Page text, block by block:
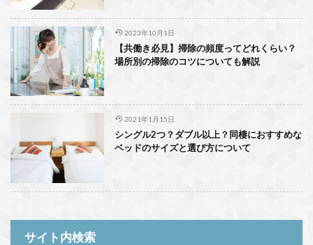
2023年10月1日
【共働き必見】掃除の頻度ってどれくらい？
場所別の掃除のコツについても解説
2021年1月15日
シングル2つ？ダブル以上？同棲におすすめな
ベッドのサイズと選び方について
サイト内検索